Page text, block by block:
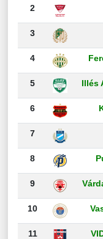
2
3
4
5 Illés
6
7
8
9
10
11